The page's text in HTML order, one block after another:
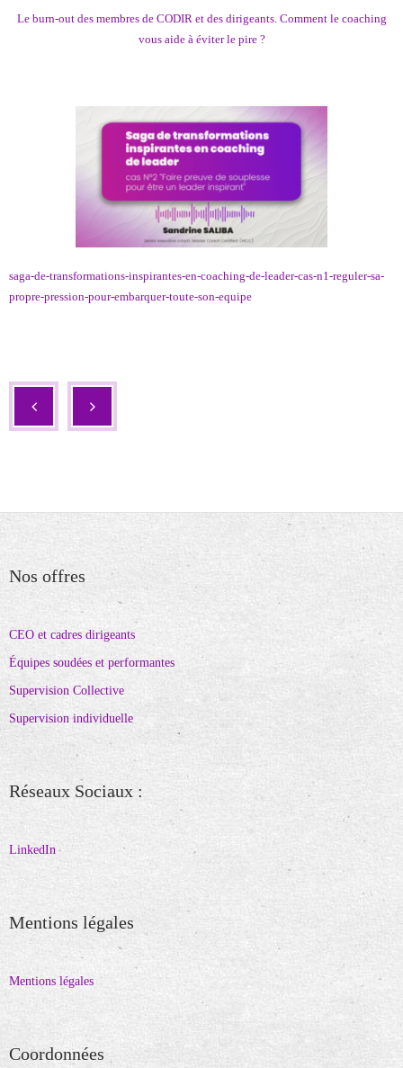
Le burn-out des membres de CODIR et des dirigeants. Comment le coaching
vous aide à éviter le pire ?
saga-de-transformations-inspirantes-en-coaching-de-leader-cas-n1-reguler-sa-
propre-pression-pour-embarquer-toute-son-equipe
Nos offres
CEO et cadres dirigeants
Équipes soudées et performantes
Supervision Collective
Supervision individuelle
Réseaux Sociaux :
LinkedIn
Mentions légales
Mentions légales
Coordonnées